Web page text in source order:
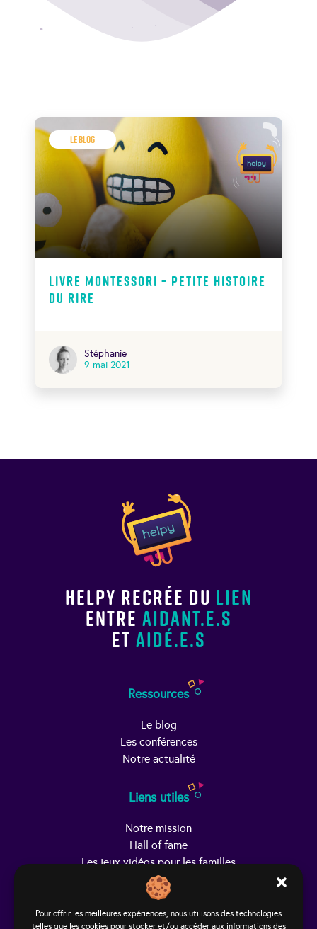
Pour offrir les meilleures expériences, nous utilisons des technologies
telles que les cookies pour stocker et/ou accéder aux informations des
Le Blog
Livre Montessori – petite histoire
du rire
Stéphanie
9 mai 2021
Helpy recrée du lien
entre aidant.e.s
et aidé.e.s
Ressources
Le blog
Les conférences
Notre actualité
Liens utiles
Notre mission
Hall of fame
Les jeux vidéos pour les familles
Trouver Helpy